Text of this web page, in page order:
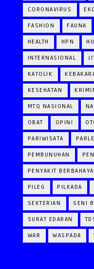
CORONAVIRUS
FASHION FAUNA
HEALTH HPN
INTERNASIONAL
KATOLIK
KESEHATAN
MTQ NASIONAL
OBAT OPINI
PARIWISATA
PEMBUNUHAN
PENYAKIT BERBAHAYA
PILEG PILKADA
SEKTERIAN SENI
SURAT EDARAN
WAR WASPADA